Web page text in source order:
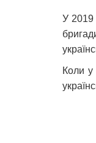
У 2019
Коли